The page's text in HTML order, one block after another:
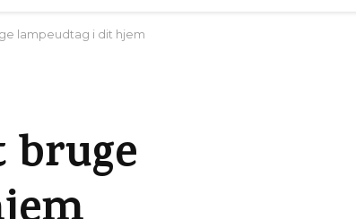
lampeudtag i dit hjem
bruge